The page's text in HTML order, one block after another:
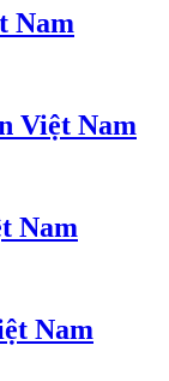
Nam
Việt Nam
Nam
Nam